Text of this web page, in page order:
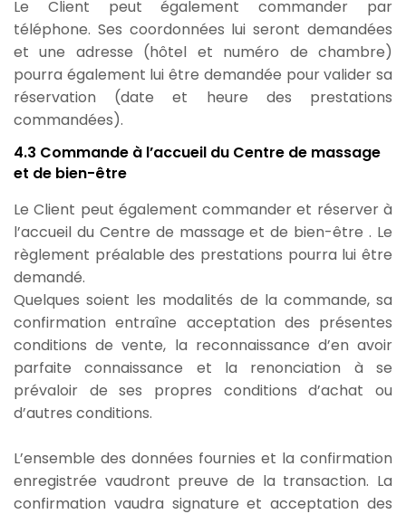
Le Client peut également commander par
téléphone. Ses coordonnées lui seront demandées
et une adresse (hôtel et numéro de chambre)
pourra également lui être demandée pour valider sa
réservation (date et heure des prestations
commandées).
4.3 Commande à l’accueil du Centre de massage
et de bien-être
Le Client peut également commander et réserver à
l’accueil du Centre de massage et de bien-être . Le
règlement préalable des prestations pourra lui être
demandé.
Quelques soient les modalités de la commande, sa
confirmation entraîne acceptation des présentes
conditions de vente, la reconnaissance d’en avoir
parfaite connaissance et la renonciation à se
prévaloir de ses propres conditions d’achat ou
d’autres conditions.
L’ensemble des données fournies et la confirmation
enregistrée vaudront preuve de la transaction. La
confirmation vaudra signature et acceptation des